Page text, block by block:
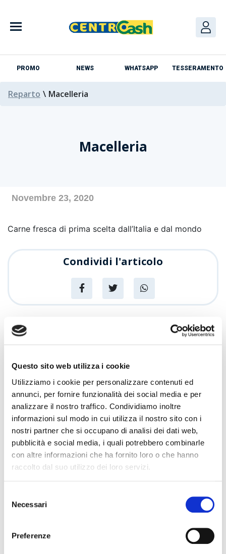
Questo sito web utilizza i cookie
Utilizziamo i cookie per personalizzare contenuti ed
annunci, per fornire funzionalità dei social media e per
analizzare il nostro traffico. Condividiamo inoltre
informazioni sul modo in cui utilizza il nostro sito con i
nostri partner che si occupano di analisi dei dati web,
pubblicità e social media, i quali potrebbero combinarle
con altre informazioni che ha fornito loro o che hanno
raccolto dal suo utilizzo dei loro servizi.
delNecessari
Preferenze
content
PROMO NEWS WHATSAPP TESSERAMENTO
Reparto \ Macelleria
Promozioni
Macelleria
Novembre 23, 2020
Carne fresca di prima scelta dall’Italia e dal mondo
Condividi l'articolo
Articoli recenti
Sempre più Buoni
Centro Cash Oristano si rinnova: più
spazio, più assortimento, più servizi
Centro Cash celebra 20 anni